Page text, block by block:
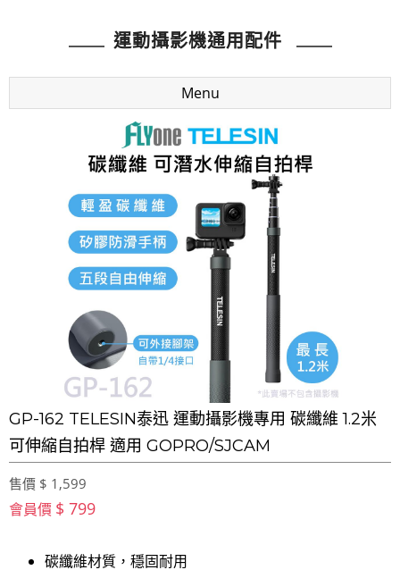
運動攝影機通用配件
Menu
GP-162 TELESIN泰迅 運動攝影機專用 碳纖維 1.2米
可伸縮自拍桿 適用 GOPRO/SJCAM
售價 $ 1,599
會員價 $ 799
碳纖維材質，穩固耐用